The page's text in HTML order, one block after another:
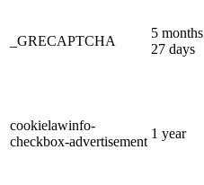
FesztiválGyerekprogramok
_GRECAPTCHA
5 months
27 days
cookielawinfo-
checkbox-advertisement
1 year